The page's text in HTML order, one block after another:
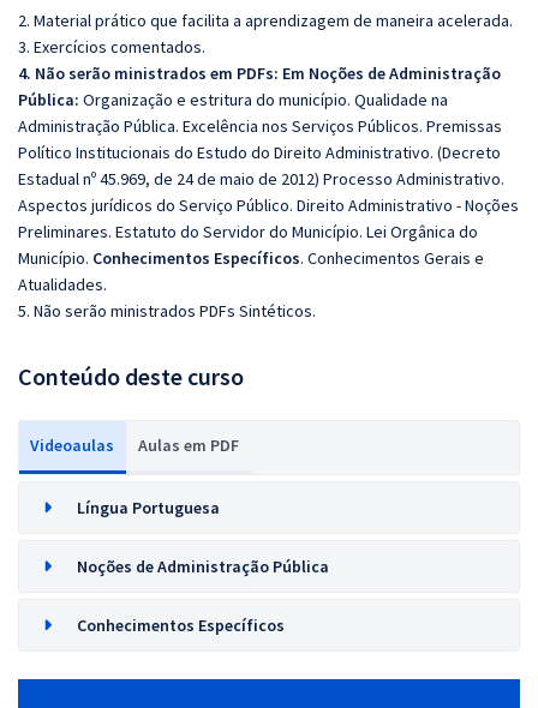
2. Material prático que facilita a aprendizagem de maneira acelerada.
3. Exercícios comentados.
4. Não serão ministrados em PDFs: Em Noções de Administração
Pública: Organização e estritura do município. Qualidade na
Administração Pública. Excelência nos Serviços Públicos. Premissas
Político Institucionais do Estudo do Direito Administrativo. (Decreto
Estadual nº 45.969, de 24 de maio de 2012) Processo Administrativo.
Aspectos jurídicos do Serviço Público. Direito Administrativo - Noções
Preliminares. Estatuto do Servidor do Município. Lei Orgânica do
Município. Conhecimentos Específicos. Conhecimentos Gerais e
Atualidades.
5. Não serão ministrados PDFs Sintéticos.
Conteúdo deste curso
Videoaulas Aulas em PDF
Língua Portuguesa
Noções de Administração Pública
Conhecimentos Específicos